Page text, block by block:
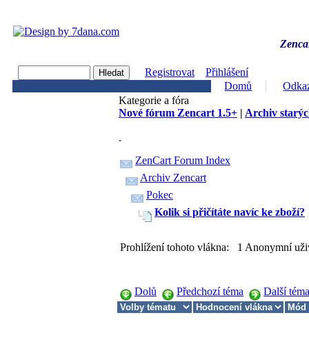
Registrovat
Přihlášení
Domů
Kategorie a fóra
Nové fórum Zencart 1.5+ | Archiv
.
ZenCart Forum Index
Archiv Zencart
Pokec
Kolik si přičítáte navíc ke zboží?
Prohlížení tohoto vlákna: 1 Anonymní
Dolů Předchozí téma Další téma